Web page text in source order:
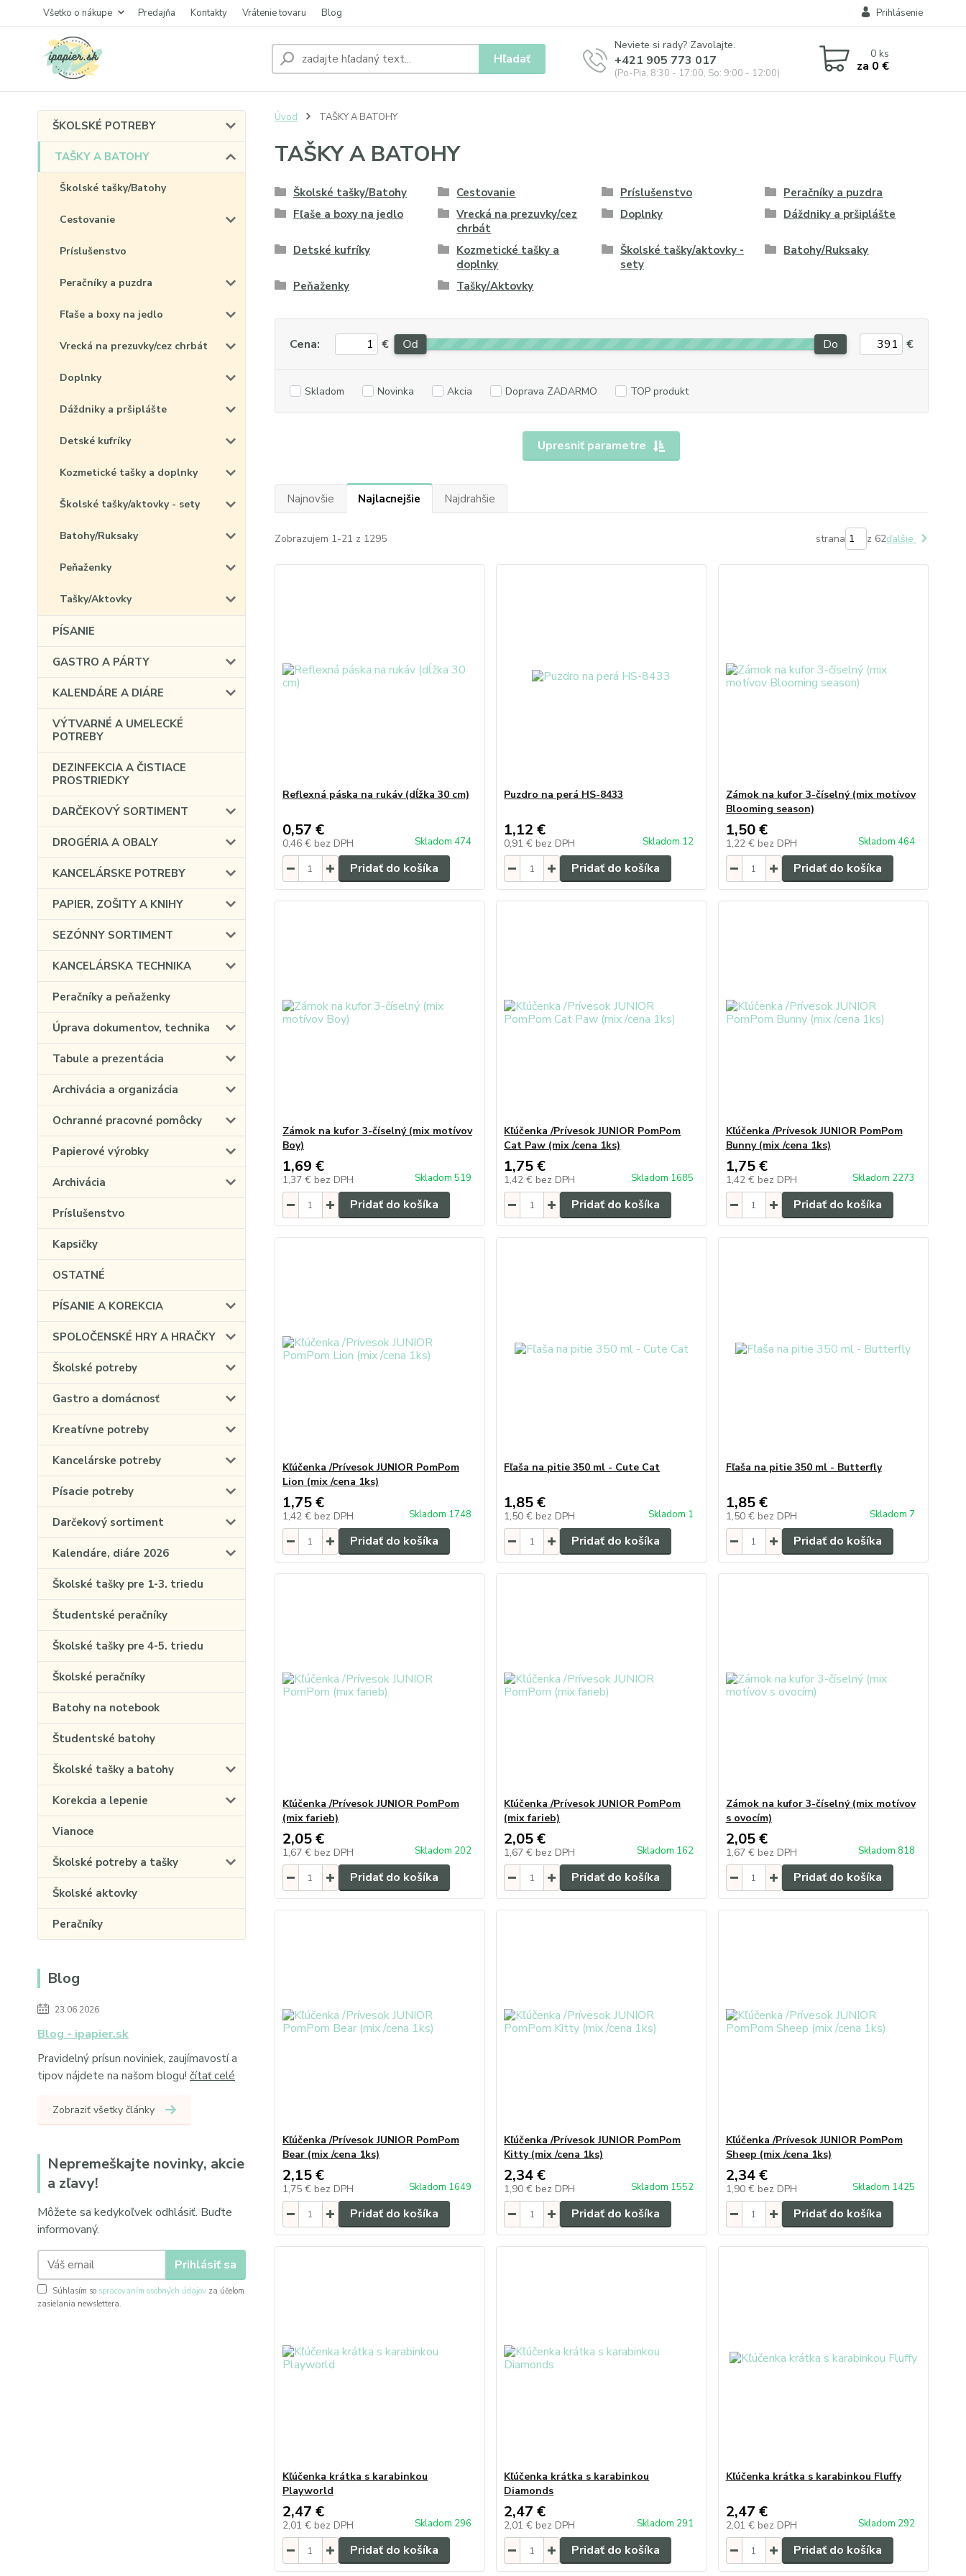
Všetko o nákupe Predajňa Kontakty Vrátenie tovaru Blog Prihlásenie
Hľadať
Neviete si rady? Zavolajte.
+421 905 773 017
(Po-Pia, 8:30 - 17:00, So: 9:00 - 12:00)
0ks
za 0 €
ŠKOLSKÉ POTREBY
TAŠKY A BATOHY
Školské tašky/Batohy
Cestovanie
Príslušenstvo
Peračníky a puzdra
Fľaše a boxy na jedlo
Vrecká na prezuvky/cez chrbát
Doplnky
Dáždniky a pršiplášte
Detské kufríky
Kozmetické tašky a doplnky
Školské tašky/aktovky - sety
Batohy/Ruksaky
Peňaženky
Tašky/Aktovky
PÍSANIE
GASTRO A PÁRTY
KALENDÁRE A DIÁRE
VÝTVARNÉ A UMELECKÉ
POTREBY
DEZINFEKCIA A ČISTIACE
PROSTRIEDKY
DARČEKOVÝ SORTIMENT
DROGÉRIA A OBALY
KANCELÁRSKE POTREBY
PAPIER, ZOŠITY A KNIHY
SEZÓNNY SORTIMENT
KANCELÁRSKA TECHNIKA
Peračníky a peňaženky
Úprava dokumentov, technika
Tabule a prezentácia
Archivácia a organizácia
Ochranné pracovné pomôcky
Papierové výrobky
Archivácia
Príslušenstvo
Kapsičky
OSTATNÉ
PÍSANIE A KOREKCIA
SPOLOČENSKÉ HRY A HRAČKY
Školské potreby
Gastro a domácnosť
Kreatívne potreby
Kancelárske potreby
Písacie potreby
Darčekový sortiment
Kalendáre, diáre 2026
Školské tašky pre 1-3. triedu
Študentské peračníky
Školské tašky pre 4-5. triedu
Školské peračníky
Batohy na notebook
Študentské batohy
Školské tašky a batohy
Korekcia a lepenie
Vianoce
Školské potreby a tašky
Školské aktovky
Peračníky
Blog
23.06.2026
Blog - ipapier.sk
Pravidelný prísun noviniek, zaujímavostí a
tipov nájdete na našom blogu! čítať celé
Zobraziť všetky články
Nepremeškajte novinky, akcie
a zľavy!
Môžete sa kedykoľvek odhlásiť. Buďte
informovaný.
Prihlásiť sa
Súhlasím so spracovaním osobných údajov za účelom
zasielania newslettera.
Úvod TAŠKY A BATOHY
TAŠKY A BATOHY
Školské tašky/Batohy Cestovanie Príslušenstvo
Peračníky a puzdra
Fľaše a boxy na jedlo
Vrecká na prezuvky/cez
chrbát
Doplnky Dáždniky a pršiplášte
Detské kufríky
Kozmetické tašky a
doplnky
Školské tašky/aktovky -
sety
Batohy/Ruksaky
Peňaženky Tašky/Aktovky
Upresniť parametre
Cena: € Od Do €
Skladom Novinka Akcia Doprava ZADARMO TOP produkt
Najnovšie Najlacnejšie Najdrahšie
Zobrazujem 1-21 z 1295 strana z 62ďalšie
Reflexná páska na rukáv (dĺžka 30 cm)
0,57 €
0,46 € bez DPH Skladom 474
Pridať do košíka
Puzdro na perá HS-8433
1,12 €
0,91 € bez DPH Skladom 12
Pridať do košíka
Zámok na kufor 3-číselný (mix motívov
Blooming season)
1,50 €
1,22 € bez DPH Skladom 464
Pridať do košíka
Zámok na kufor 3-číselný (mix motívov
Boy)
1,69 €
1,37 € bez DPH Skladom 519
Pridať do košíka
Kľúčenka /Prívesok JUNIOR PomPom
Cat Paw (mix /cena 1ks)
1,75 €
1,42 € bez DPH Skladom 1685
Pridať do košíka
Kľúčenka /Prívesok JUNIOR PomPom
Bunny (mix /cena 1ks)
1,75 €
1,42 € bez DPH Skladom 2273
Pridať do košíka
Kľúčenka /Prívesok JUNIOR PomPom
Lion (mix /cena 1ks)
1,75 €
1,42 € bez DPH Skladom 1748
Pridať do košíka
Fľaša na pitie 350 ml - Cute Cat
1,85 €
1,50 € bez DPH Skladom 1
Pridať do košíka
Fľaša na pitie 350 ml - Butterfly
1,85 €
1,50 € bez DPH Skladom 7
Pridať do košíka
Kľúčenka /Prívesok JUNIOR PomPom
(mix farieb)
2,05 €
1,67 € bez DPH Skladom 202
Pridať do košíka
Kľúčenka /Prívesok JUNIOR PomPom
(mix farieb)
2,05 €
1,67 € bez DPH Skladom 162
Pridať do košíka
Zámok na kufor 3-číselný (mix motívov
s ovocím)
2,05 €
1,67 € bez DPH Skladom 818
Pridať do košíka
Kľúčenka /Prívesok JUNIOR PomPom
Bear (mix /cena 1ks)
2,15 €
1,75 € bez DPH Skladom 1649
Pridať do košíka
Kľúčenka /Prívesok JUNIOR PomPom
Kitty (mix /cena 1ks)
2,34 €
1,90 € bez DPH Skladom 1552
Pridať do košíka
Kľúčenka /Prívesok JUNIOR PomPom
Sheep (mix /cena 1ks)
2,34 €
1,90 € bez DPH Skladom 1425
Pridať do košíka
Kľúčenka krátka s karabinkou
Playworld
2,47 €
2,01 € bez DPH Skladom 296
Pridať do košíka
Kľúčenka krátka s karabinkou
Diamonds
2,47 €
2,01 € bez DPH Skladom 291
Pridať do košíka
Kľúčenka krátka s karabinkou Fluffy
2,47 €
2,01 € bez DPH Skladom 292
Pridať do košíka